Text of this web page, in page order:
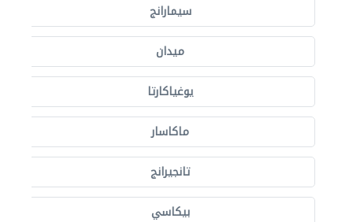
سيمارانج
ميدان
يوغياكارتا
ماكاسار
تانجيرانج
بيكاسي